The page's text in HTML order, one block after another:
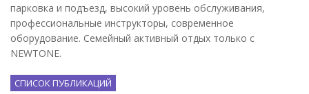
парковка и подъезд, высокий уровень обслуживания,
профессиональные инструкторы, современное
оборудование. Семейный активный отдых только с
NEWTONE.
СПИСОК ПУБЛИКАЦИЙ